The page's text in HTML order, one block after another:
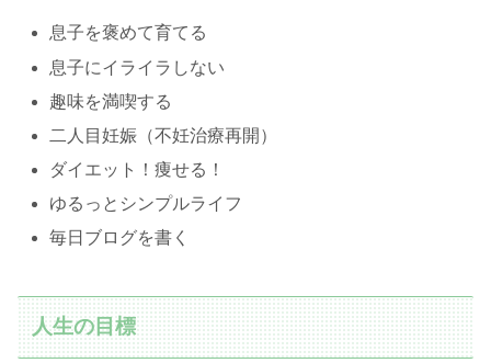
息子を褒めて育てる
息子にイライラしない
趣味を満喫する
二人目妊娠（不妊治療再開）
ダイエット！痩せる！
ゆるっとシンプルライフ
毎日ブログを書く
人生の目標